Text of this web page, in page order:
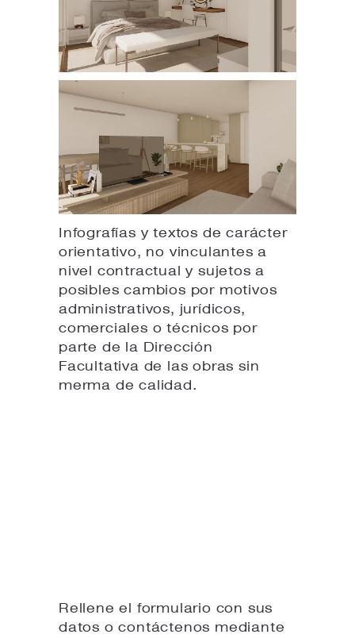
Infografías y textos de carácter
orientativo, no vinculantes a
nivel contractual y sujetos a
posibles cambios por motivos
administrativos, jurídicos,
comerciales o técnicos por
parte de la Dirección
Facultativa de las obras sin
merma de calidad.
Rellene el formulario con sus
datos o contáctenos mediante